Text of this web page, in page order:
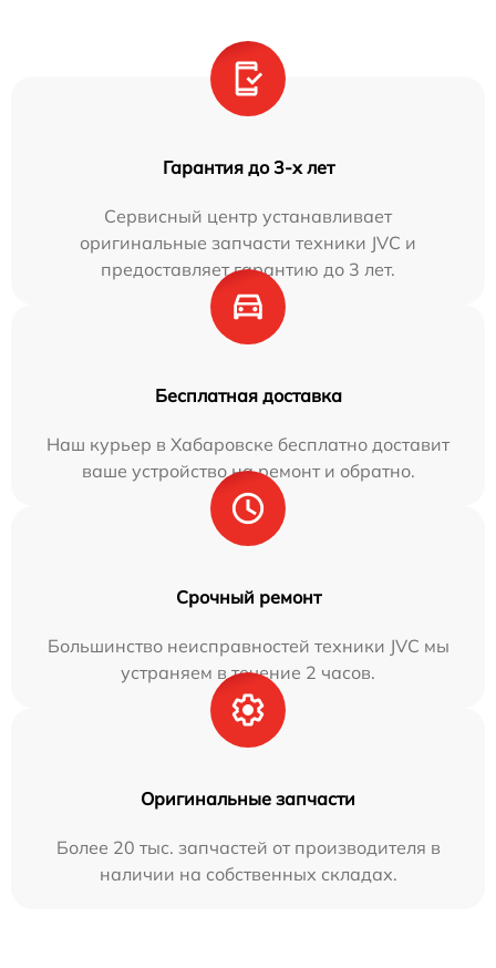
Гарантия до 3-х лет
Сервисный центр устанавливает
оригинальные запчасти техники JVC и
предоставляет гарантию до 3 лет.
Бесплатная доставка
Наш курьер в Хабаровске бесплатно доставит
ваше устройство на ремонт и обратно.
Срочный ремонт
Большинство неисправностей техники JVC мы
устраняем в течение 2 часов.
Оригинальные запчасти
Более 20 тыс. запчастей от производителя в
наличии на собственных складах.